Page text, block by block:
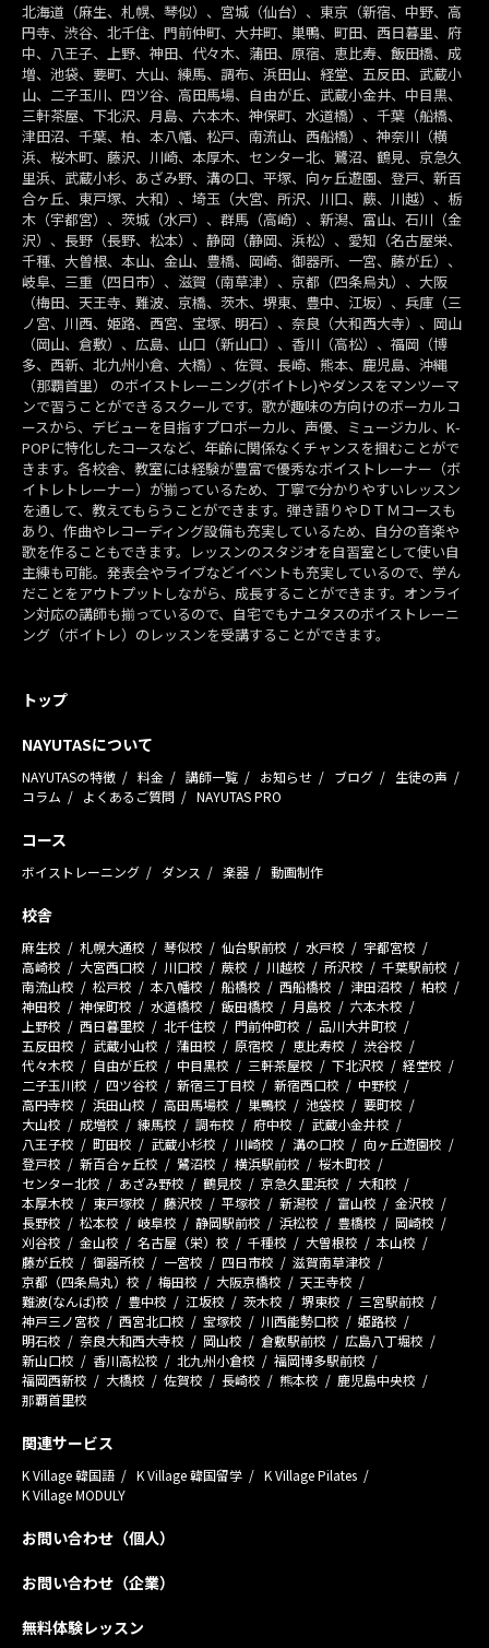
北海道（麻生、札幌、琴似）、宮城（仙台）、東京（新宿、中野、高
円寺、渋谷、北千住、門前仲町、大井町、巣鴨、町田、西日暮里、府
中、八王子、上野、神田、代々木、蒲田、原宿、恵比寿、飯田橋、成
増、池袋、要町、大山、練馬、調布、浜田山、経堂、五反田、武蔵小
山、二子玉川、四ツ谷、高田馬場、自由が丘、武蔵小金井、中目黒、
三軒茶屋、下北沢、月島、六本木、神保町、水道橋）、千葉（船橋、
津田沼、千葉、柏、本八幡、松戸、南流山、西船橋）、神奈川（横
浜、桜木町、藤沢、川崎、本厚木、センター北、鷺沼、鶴見、京急久
里浜、武蔵小杉、あざみ野、溝の口、平塚、向ヶ丘遊園、登戸、新百
合ヶ丘、東戸塚、大和）、埼玉（大宮、所沢、川口、蕨、川越）、栃
木（宇都宮）、茨城（水戸）、群馬（高崎）、新潟、富山、石川（金
沢）、長野（長野、松本）、静岡（静岡、浜松）、愛知（名古屋栄、
千種、大曽根、本山、金山、豊橋、岡崎、御器所、一宮、藤が丘）、
岐阜、三重（四日市）、滋賀（南草津）、京都（四条烏丸）、大阪
（梅田、天王寺、難波、京橋、茨木、堺東、豊中、江坂）、兵庫（三
ノ宮、川西、姫路、西宮、宝塚、明石）、奈良（大和西大寺）、岡山
（岡山、倉敷）、広島、山口（新山口）、香川（高松）、福岡（博
多、西新、北九州小倉、大橋）、佐賀、長崎、熊本、鹿児島、沖縄
（那覇首里） のボイストレーニング(ボイトレ)やダンスをマンツーマ
ンで習うことができるスクールです。歌が趣味の方向けのボーカルコ
ースから、デビューを目指すプロボーカル、声優、ミュージカル、K-
POPに特化したコースなど、年齢に関係なくチャンスを掴むことがで
きます。各校舎、教室には経験が豊富で優秀なボイストレーナー（ボ
イトレトレーナー）が揃っているため、丁寧で分かりやすいレッスン
を通して、教えてもらうことができます。弾き語りやＤＴＭコースも
あり、作曲やレコーディング設備も充実しているため、自分の音楽や
歌を作ることもできます。レッスンのスタジオを自習室として使い自
主練も可能。発表会やライブなどイベントも充実しているので、学ん
だことをアウトプットしながら、成長することができます。オンライ
ン対応の講師も揃っているので、自宅でもナユタスのボイストレーニ
ング（ボイトレ）のレッスンを受講することができます。
トップ
NAYUTASについて
NAYUTASの特徴 料金 講師一覧 お知らせ ブログ
生徒の声
コラム
よくあるご質問 NAYUTAS PRO
コース
ボイストレーニング ダンス 楽器 動画制作
校舎
麻生校 札幌大通校 琴似校 仙台駅前校 水戸校
宇都宮校
高崎校
大宮西口校 川口校 蕨校 川越校 所沢校
千葉駅前校
南流山校
松戸校 本八幡校 船橋校 西船橋校 津田沼校
柏校
神田校
神保町校 水道橋校 飯田橋校 月島校
六本木校
上野校
西日暮里校 北千住校 門前仲町校
品川大井町校
五反田校
武蔵小山校 蒲田校 原宿校 恵比寿校
渋谷校
代々木校
自由が丘校 中目黒校 三軒茶屋校 下北沢校
経堂校
二子玉川校
四ツ谷校 新宿三丁目校 新宿西口校
中野校
高円寺校
浜田山校 高田馬場校 巣鴨校 池袋校
要町校
大山校
成増校 練馬校 調布校 府中校
武蔵小金井校
八王子校
町田校 武蔵小杉校 川崎校 溝の口校
向ヶ丘遊園校
登戸校
新百合ヶ丘校 鷺沼校 横浜駅前校
桜木町校
センター北校
あざみ野校 鶴見校 京急久里浜校
大和校
本厚木校
東戸塚校 藤沢校 平塚校 新潟校 富山校
金沢校
長野校
松本校 岐阜校 静岡駅前校 浜松校 豊橋校
岡崎校
刈谷校
金山校 名古屋（栄）校 千種校 大曽根校
本山校
藤が丘校
御器所校 一宮校 四日市校
滋賀南草津校
京都（四条烏丸）校
梅田校 大阪京橋校
天王寺校
難波(なんば)校
豊中校 江坂校 茨木校 堺東校
三宮駅前校
神戸三ノ宮校
西宮北口校 宝塚校 川西能勢口校
姫路校
明石校
奈良大和西大寺校 岡山校 倉敷駅前校
広島八丁堀校
新山口校
香川高松校 北九州小倉校
福岡博多駅前校
福岡西新校
大橋校 佐賀校 長崎校 熊本校
鹿児島中央校
那覇首里校
関連サービス
K Village 韓国語 K Village 韓国留学
K Village Pilates
K Village MODULY
お問い合わせ（個人）
お問い合わせ（企業）
無料体験レッスン